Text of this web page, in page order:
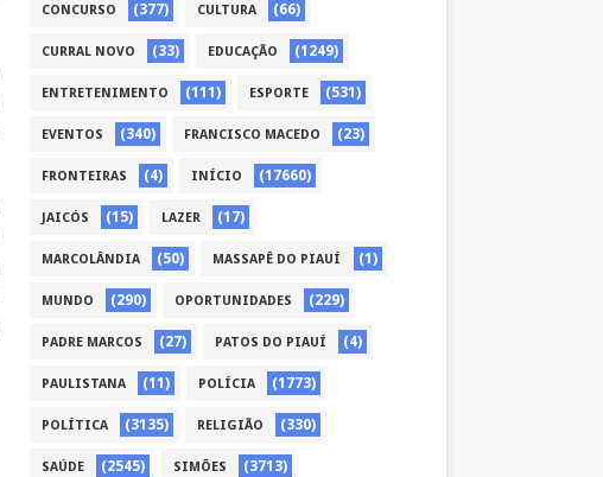
CONCURSO (377) CULTURA (66)
CURRAL NOVO (33) EDUCAÇÃO (1249)
ENTRETENIMENTO (111) ESPORTE (531)
EVENTOS (340) FRANCISCO MACEDO (23)
FRONTEIRAS (4) INÍCIO (17660)
JAICÓS (15) LAZER (17)
MARCOLÂNDIA (50) MASSAPÊ DO PIAUÍ (1)
MUNDO (290) OPORTUNIDADES (229)
PADRE MARCOS (27) PATOS DO PIAUÍ (4)
PAULISTANA (11) POLÍCIA (1773)
POLÍTICA (3135) RELIGIÃO (330)
SAÚDE (2545) SIMÕES (3713)